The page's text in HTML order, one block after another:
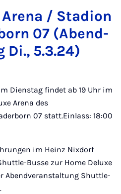
/ Sta­di­on
07 (Abend­
5.3.24)
Dienstag findet ab 19 Uhr im
Arena des
07 statt.Einlass: 18:00
im Heinz Nixdorf
Busse zur Home Deluxe
Abendveranstaltung Shuttle-